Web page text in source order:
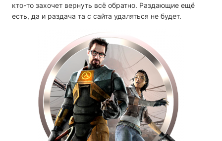
кто-то захочет вернуть всё обратно. Раздающие ещё
есть, да и раздача та с сайта удаляться не будет.